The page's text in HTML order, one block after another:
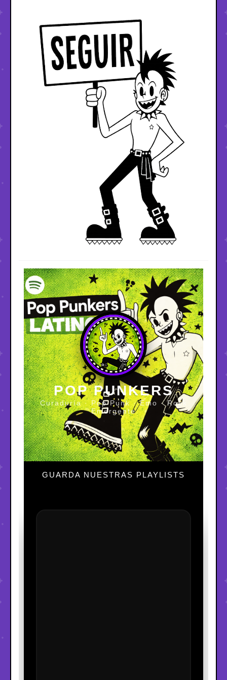
POP PUNKERS
Curaduría · Pop Punk · Emo · Rock
Emergente
GUARDA NUESTRAS PLAYLISTS